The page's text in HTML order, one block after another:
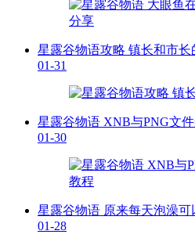
星露谷物语攻略 镇长和市长
01-31
星露谷物语 XNB与PNG文
01-30
星露谷物语 原来每天泡澡可
01-28